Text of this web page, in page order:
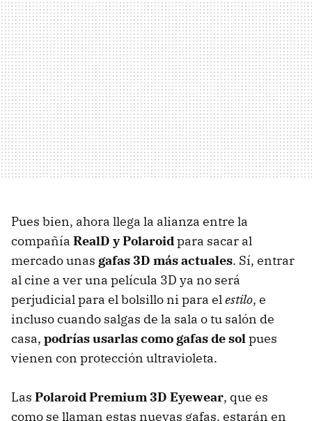
Pues bien, ahora llega la alianza entre la
compañía RealD y Polaroidpara sacar al
mercado unas gafas 3D más actuales. Sí, entrar
al cine a ver una película 3D ya no será
perjudicial para el bolsillo ni para elestilo, e
incluso cuando salgas de la sala o tu salón de
casa, podrías usarlas como gafas de solpues
vienen con protección ultravioleta.
Las Polaroid Premium 3D Eyewear, que es
como se llaman estas nuevas gafas, estarán en